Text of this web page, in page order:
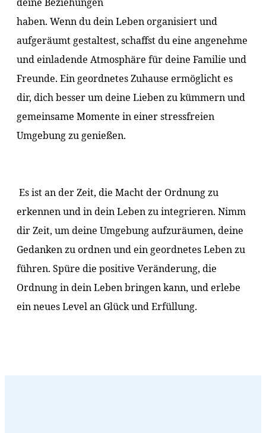
haben. Wenn du dein Leben organisiert und
aufgeräumt gestaltest, schaffst du eine angenehme
und einladende Atmosphäre für deine Familie und
Freunde. Ein geordnetes Zuhause ermöglicht es
dir, dich besser um deine Lieben zu kümmern und
gemeinsame Momente in einer stressfreien
Umgebung zu genießen.
Es ist an der Zeit, die Macht der Ordnung zu
erkennen und in dein Leben zu integrieren. Nimm
dir Zeit, um deine Umgebung aufzuräumen, deine
Gedanken zu ordnen und ein geordnetes Leben zu
führen. Spüre die positive Veränderung, die
Ordnung in dein Leben bringen kann, und erlebe
ein neues Level an Glück und Erfüllung.